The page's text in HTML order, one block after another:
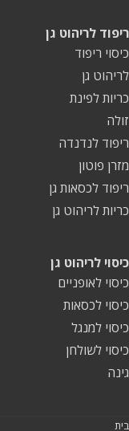
ריפוד לריהוט גן
כיסוי ריפוד
לריהוט גן
כריות לפינת
זולה
ריפוד לנדנדה
מזרן פוטון
ריפוד לכסאות גן
כריות לריהוט גן
כיסוי לריהוט גן
כיסוי לאופניים
כיסוי לכסאות
כיסוי למנגל
כיסוי לשולחן
גינה
בית